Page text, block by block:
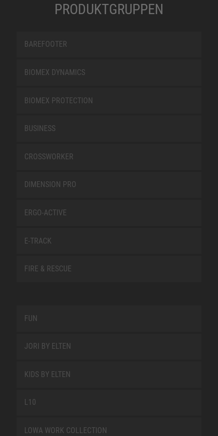
PRODUKTGRUPPEN
BAREFOOTER
BIOMEX DYNAMICS
BIOMEX PROTECTION
BUSINESS
CROSSWORKER
DIMENSION PRO
ERGO-ACTIVE
E-TRACK
FIRE & RESCUE
FUN
JORI BY ELTEN
KIDS BY ELTEN
L10
LOWA WORK COLLECTION